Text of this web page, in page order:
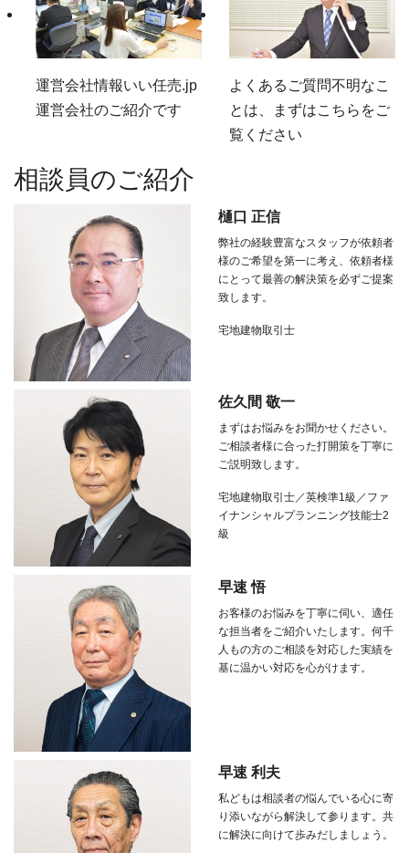
運営会社情報いい任売.jp
運営会社のご紹介です
よくあるご質問不明なこ
とは、まずはこちらをご
覧ください
相談員のご紹介
樋口 正信
弊社の経験豊富なスタッフが依頼者
様のご希望を第一に考え、依頼者様
にとって最善の解決策を必ずご提案
致します。
宅地建物取引士
佐久間 敬一
まずはお悩みをお聞かせください。
ご相談者様に合った打開策を丁寧に
ご説明致します。
宅地建物取引士／英検準1級／ファ
イナンシャルプランニング技能士2
級
早速 悟
お客様のお悩みを丁寧に伺い、適任
な担当者をご紹介いたします。何千
人もの方のご相談を対応した実績を
基に温かい対応を心がけます。
早速 利夫
私どもは相談者の悩んでいる心に寄
り添いながら解決して参ります。共
に解決に向けて歩みだしましょう。